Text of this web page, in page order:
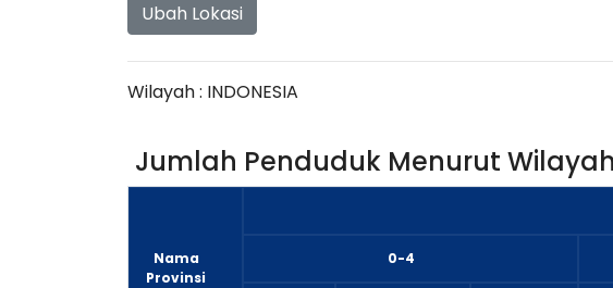
Ubah Lokasi
Wilayah : INDONESIA
Jumlah Penduduk Menurut
Nama
Provinsi
0-4